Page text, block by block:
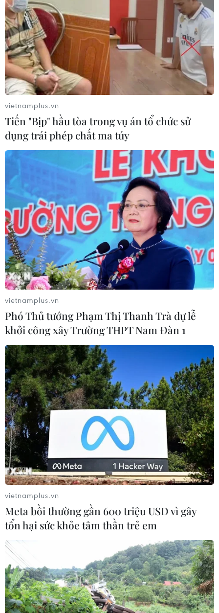
vietnamplus.vn
Tiến "Bịp" hầu tòa trong vụ án tổ chức sử
dụng trái phép chất ma túy
vietnamplus.vn
Phó Thủ tướng Phạm Thị Thanh Trà dự lễ
khởi công xây Trường THPT Nam Đàn 1
vietnamplus.vn
Meta bồi thường gần 600 triệu USD vì gây
tổn hại sức khỏe tâm thần trẻ em